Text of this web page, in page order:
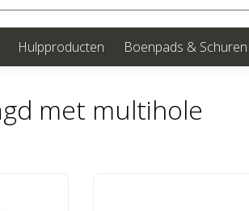
Hulpproducten Boenpads & Schuren
met multihole